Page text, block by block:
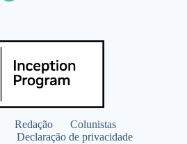
Redação
Colunistas
Declaração de privacidade